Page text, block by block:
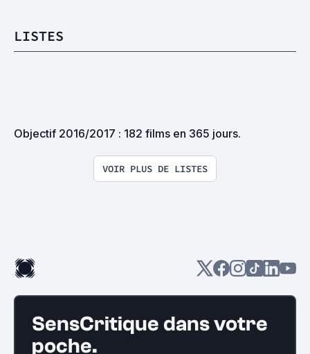
LISTES
Objectif 2016/2017 : 182 films en 365 jours.
VOIR PLUS DE LISTES
SensCritique dans votre
poche.